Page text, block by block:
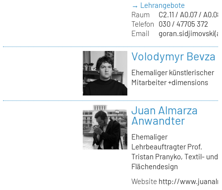
→ Lehrangebote
Raum
C2.11 / A0.07 / A0.08
Telefon
030 / 47705 372
Email
Volodymyr Bevza
Ehemaliger künstlerischer
Mitarbeiter +dimensions
Juan Almarza
Anwandter
Ehemaliger
Lehrbeauftragter Prof.
Tristan Pranyko, Textil- und
Flächendesign
Website http://